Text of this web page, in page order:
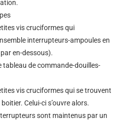
vis cruciformes qui
interrupteurs-ampoules en
en-dessous).
tableau de commande-douilles-
vis cruciformes qui se trouvent
Celui-ci s’ouvre alors.
sont maintenus par un